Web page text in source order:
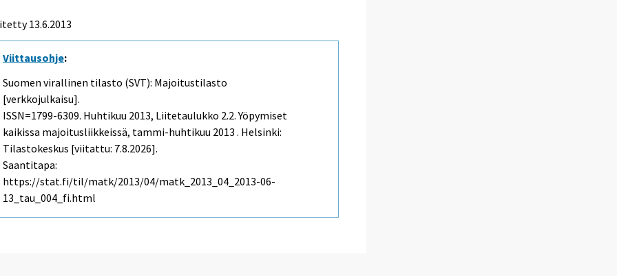
13.6.2013
Viittausohje:
Suomen virallinen tilasto (SVT): Majoitustilasto
[verkkojulkaisu].
ISSN=1799-6309. Huhtikuu 2013, Liitetaulukko 2.2. Yöpymiset
kaikissa majoitusliikkeissä, tammi-huhtikuu 2013 . Helsinki:
Tilastokeskus [viitattu: 7.8.2026].
Saantitapa:
https://stat.fi/til/matk/2013/04/matk_2013_04_2013-06-
13_tau_004_fi.html